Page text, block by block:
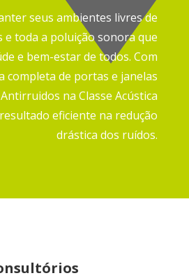
seus ambientes livres de
e toda a poluição sonora que
e bem-estar de todos.Com
completa de portas e janelas
na Classe Acústica
eficiente na redução
drástica dos ruídos.